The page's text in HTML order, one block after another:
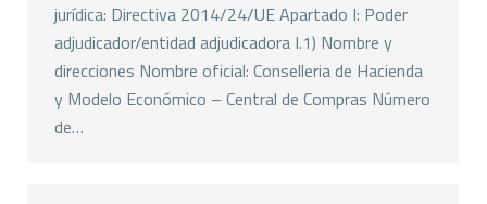
jurídica: Directiva 2014/24/UE Apartado I: Poder
adjudicador/entidad adjudicadora I.1) Nombre y
direcciones Nombre oficial: Conselleria de Hacienda
y Modelo Económico – Central de Compras Número
de…